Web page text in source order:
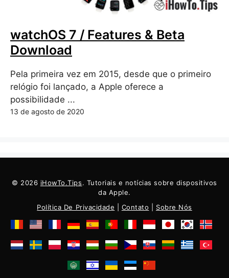
watchOS 7 / Features & Beta
Download
Pela primeira vez em 2015, desde que o primeiro
relógio foi lançado, a Apple oferece a
possibilidade ...
13 de agosto de 2020
© 2026 iHowTo.Tips. Tutoriais e notícias sobre dispositivos
da Apple.
Política De Privacidade
Contato Sobre Nós